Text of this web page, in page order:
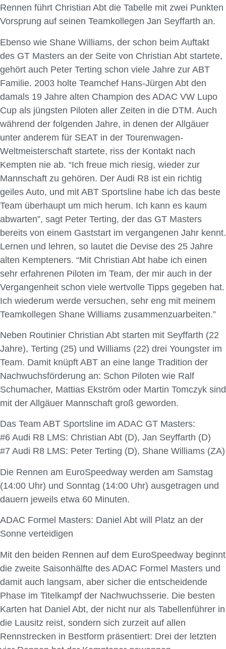
Rennen führt Christian Abt die Tabelle mit zwei Punkten
Vorsprung auf seinen Teamkollegen Jan Seyffarth an.
Ebenso wie Shane Williams, der schon beim Auftakt
des GT Masters an der Seite von Christian Abt startete,
gehört auch Peter Terting schon viele Jahre zur ABT
Familie. 2003 holte Teamchef Hans-Jürgen Abt den
damals 19 Jahre alten Champion des ADAC VW Lupo
Cup als jüngsten Piloten aller Zeiten in die DTM. Auch
während der folgenden Jahre, in denen der Allgäuer
unter anderem für SEAT in der Tourenwagen-
Weltmeisterschaft startete, riss der Kontakt nach
Kempten nie ab. “Ich freue mich riesig, wieder zur
Mannschaft zu gehören. Der Audi R8 ist ein richtig
geiles Auto, und mit ABT Sportsline habe ich das beste
Team überhaupt um mich herum. Ich kann es kaum
abwarten”, sagt Peter Terting, der das GT Masters
bereits von einem Gaststart im vergangenen Jahr kennt.
Lernen und lehren, so lautet die Devise des 25 Jahre
alten Kempteners. “Mit Christian Abt habe ich einen
sehr erfahrenen Piloten im Team, der mir auch in der
Vergangenheit schon viele wertvolle Tipps gegeben hat.
Ich wiederum werde versuchen, sehr eng mit meinem
Teamkollegen Shane Williams zusammenzuarbeiten.”
Neben Routinier Christian Abt starten mit Seyffarth (22
Jahre), Terting (25) und Williams (22) drei Youngster im
Team. Damit knüpft ABT an eine lange Tradition der
Nachwuchsförderung an: Schon Piloten wie Ralf
Schumacher, Mattias Ekström oder Martin Tomczyk sind
mit der Allgäuer Mannschaft groß geworden.
Das Team ABT Sportsline im ADAC GT Masters:
#6 Audi R8 LMS: Christian Abt (D), Jan Seyffarth (D)
#7 Audi R8 LMS: Peter Terting (D), Shane Williams (ZA)
Die Rennen am EuroSpeedway werden am Samstag
(14:00 Uhr) und Sonntag (14:00 Uhr) ausgetragen und
dauern jeweils etwa 60 Minuten.
ADAC Formel Masters: Daniel Abt will Platz an der
Sonne verteidigen
Mit den beiden Rennen auf dem EuroSpeedway beginnt
die zweite Saisonhälfte des ADAC Formel Masters und
damit auch langsam, aber sicher die entscheidende
Phase im Titelkampf der Nachwuchsserie. Die besten
Karten hat Daniel Abt, der nicht nur als Tabellenführer in
die Lausitz reist, sondern sich zurzeit auf allen
Rennstrecken in Bestform präsentiert: Drei der letzten